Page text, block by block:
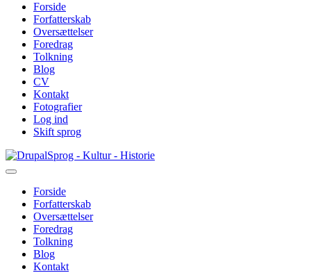
Forside
Forfatterskab
Oversættelser
Foredrag
Tolkning
Blog
CV
Kontakt
Fotografier
Log ind
Skift sprog
Gå
til
Sprog - Kultur - Historie
Primær
navigation
Forside
Forfatterskab
Oversættelser
Foredrag
Tolkning
Blog
Kontakt